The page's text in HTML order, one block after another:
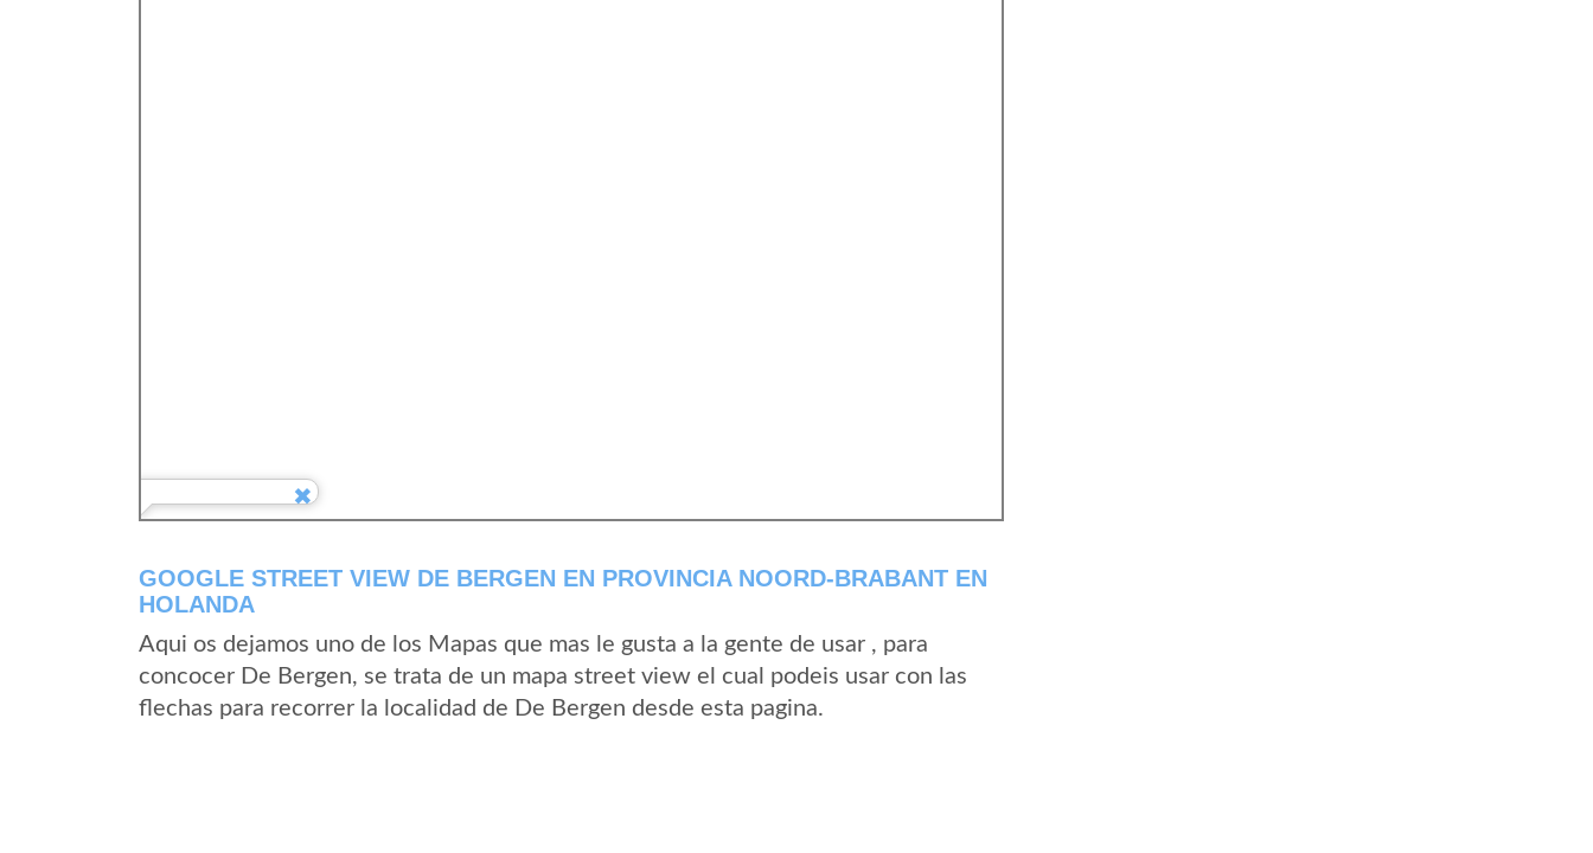
GOOGLE STREET VIEW DE BERGEN EN PROVINCIA NOORD-BRABANT EN
HOLANDA
Aqui os dejamos uno de los Mapas que mas le gusta a la gente de usar , para
concocer De Bergen, se trata de un mapa street view el cual podeis usar con las
flechas para recorrer la localidad de De Bergen desde esta pagina.